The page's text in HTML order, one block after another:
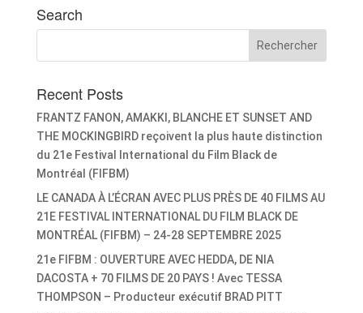
Search
Recent Posts
FRANTZ FANON, AMAKKI, BLANCHE ET SUNSET AND
THE MOCKINGBIRD reçoivent la plus haute distinction
du 21e Festival International du Film Black de
Montréal (FIFBM)
LE CANADA À L’ÉCRAN AVEC PLUS PRÈS DE 40 FILMS AU
21E FESTIVAL INTERNATIONAL DU FILM BLACK DE
MONTRÉAL (FIFBM) – 24-28 SEPTEMBRE 2025
21e FIFBM : OUVERTURE AVEC HEDDA, DE NIA
DACOSTA + 70 FILMS DE 20 PAYS ! Avec TESSA
THOMPSON – Producteur exécutif BRAD PITT